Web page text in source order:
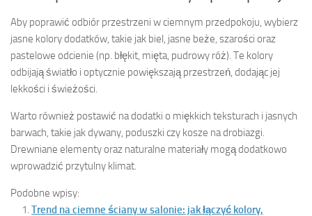
Aby poprawić odbiór przestrzeni w ciemnym przedpokoju, wybierz
jasne kolory dodatków, takie jak biel, jasne beże, szarości oraz
pastelowe odcienie (np. błękit, mięta, pudrowy róż). Te kolory
odbijają światło i optycznie powiększają przestrzeń, dodając jej
lekkości i świeżości.
Warto również postawić na dodatki o miękkich teksturach i jasnych
barwach, takie jak dywany, poduszki czy kosze na drobiazgi.
Drewniane elementy oraz naturalne materiały mogą dodatkowo
wprowadzić przytulny klimat.
Podobne wpisy:
Trend na ciemne ściany w salonie: jak łączyć kolory,